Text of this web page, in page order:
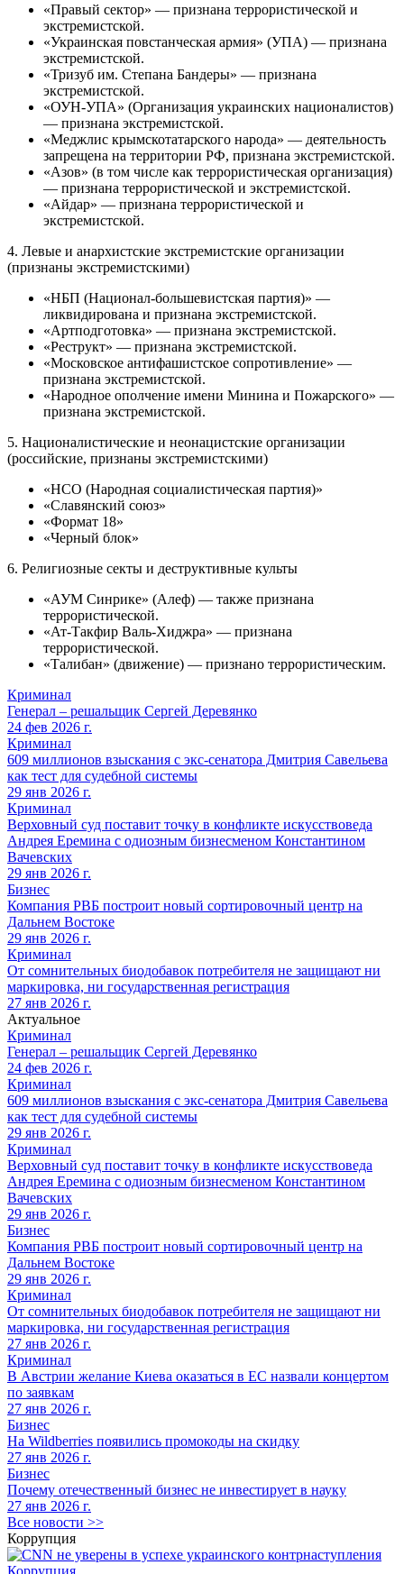
«Правый сектор» — признана террористической и
экстремистской.
«Украинская повстанческая армия» (УПА) — признана
экстремистской.
«Тризуб им. Степана Бандеры» — признана
экстремистской.
«ОУН-УПА» (Организация украинских националистов)
— признана экстремистской.
«Меджлис крымскотатарского народа» — деятельность
запрещена на территории РФ, признана экстремистской.
«Азов» (в том числе как террористическая организация)
— признана террористической и экстремистской.
«Айдар» — признана террористической и
экстремистской.
4. Левые и анархистские экстремистские организации
(признаны экстремистскими)
«НБП (Национал-большевистская партия)» —
ликвидирована и признана экстремистской.
«Артподготовка» — признана экстремистской.
«Реструкт» — признана экстремистской.
«Московское антифашистское сопротивление» —
признана экстремистской.
«Народное ополчение имени Минина и Пожарского» —
признана экстремистской.
5. Националистические и неонацистские организации
(российские, признаны экстремистскими)
«НСО (Народная социалистическая партия)»
«Славянский союз»
«Формат 18»
«Черный блок»
6. Религиозные секты и деструктивные культы
«АУМ Синрике» (Алеф) — также признана
террористической.
«Ат-Такфир Валь-Хиджра» — признана
террористической.
«Талибан» (движение) — признано террористическим.
Криминал
Генерал – решальщик Сергей Деревянко
24 фев 2026 г.
Криминал
609 миллионов взыскания с экс-сенатора Дмитрия Савельева
как тест для судебной системы
29 янв 2026 г.
Криминал
Верховный суд поставит точку в конфликте искусствоведа
Андрея Еремина с одиозным бизнесменом Константином
Вачевских
29 янв 2026 г.
Бизнес
Компания РВБ построит новый сортировочный центр на
Дальнем Востоке
29 янв 2026 г.
Криминал
От сомнительных биодобавок потребителя не защищают ни
маркировка, ни государственная регистрация
27 янв 2026 г.
Актуальное
Криминал
Генерал – решальщик Сергей Деревянко
24 фев 2026 г.
Криминал
609 миллионов взыскания с экс-сенатора Дмитрия Савельева
как тест для судебной системы
29 янв 2026 г.
Криминал
Верховный суд поставит точку в конфликте искусствоведа
Андрея Еремина с одиозным бизнесменом Константином
Вачевских
29 янв 2026 г.
Бизнес
Компания РВБ построит новый сортировочный центр на
Дальнем Востоке
29 янв 2026 г.
Криминал
От сомнительных биодобавок потребителя не защищают ни
маркировка, ни государственная регистрация
27 янв 2026 г.
Криминал
В Австрии желание Киева оказаться в ЕС назвали концертом
по заявкам
27 янв 2026 г.
Бизнес
На Wildberries появились промокоды на скидку
27 янв 2026 г.
Бизнес
Почему отечественный бизнес не инвестирует в науку
27 янв 2026 г.
Все новости >>
Коррупция
Коррупция